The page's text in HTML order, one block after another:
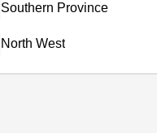
Southern Province
North West